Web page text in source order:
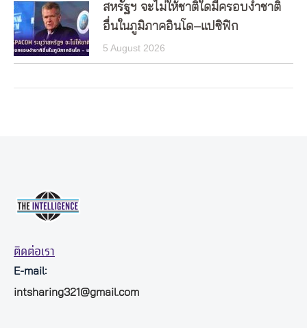
สหรัฐฯ จะไม่ให้ชาติใดมีครอบงำชาติ
อื่นในภูมิภาคอินโด–แปซิฟิก
5 August 2026
ติดต่อเรา
E-mail:
intsharing321@gmail.com